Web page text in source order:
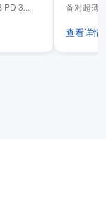
PD 3...
备对超薄
查看详